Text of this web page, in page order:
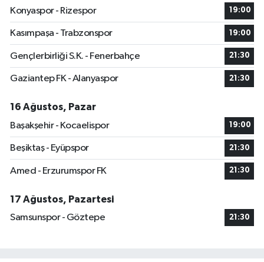
Konyaspor - Rizespor
19:00
Kasımpaşa - Trabzonspor 19:00
Gençlerbirliği S.K. - Fenerbahçe 21:30
Gaziantep FK - Alanyaspor 21:30
16 Ağustos, Pazar
Başakşehir - Kocaelispor
19:00
Beşiktaş - Eyüpspor 21:30
Amed - Erzurumspor FK 21:30
17 Ağustos, Pazartesi
Samsunspor - Göztepe
21:30